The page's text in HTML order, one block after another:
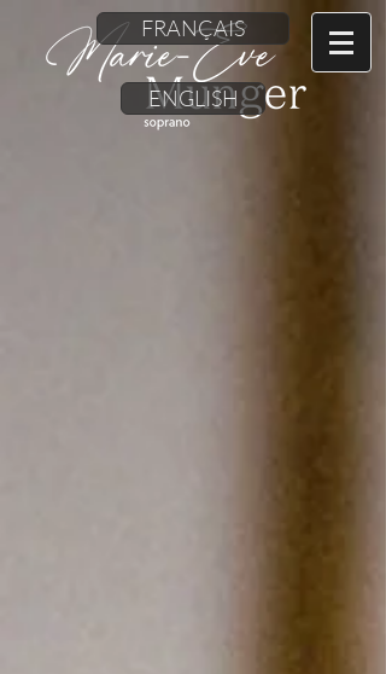
FRANÇAIS
ENGLISH